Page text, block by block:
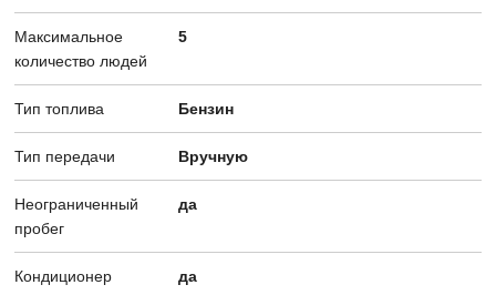
Максимальное
количество людей
5
Тип топлива Бензин
Тип передачи Вручную
Неограниченный
пробег
да
Кондиционер да